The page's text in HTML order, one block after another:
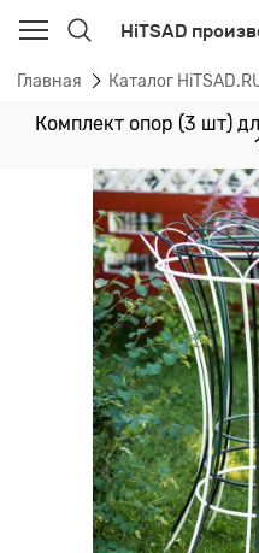
HiTSAD
Главная Каталог
Комплект опор (3 шт)